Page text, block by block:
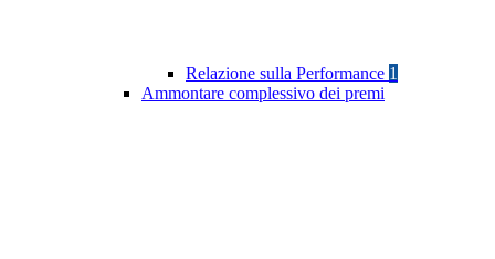
Relazione sulla Performance 1
Ammontare complessivo dei premi